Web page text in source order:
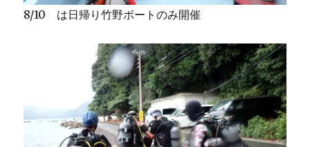
8/10 は日帰り竹野ボートのみ開催